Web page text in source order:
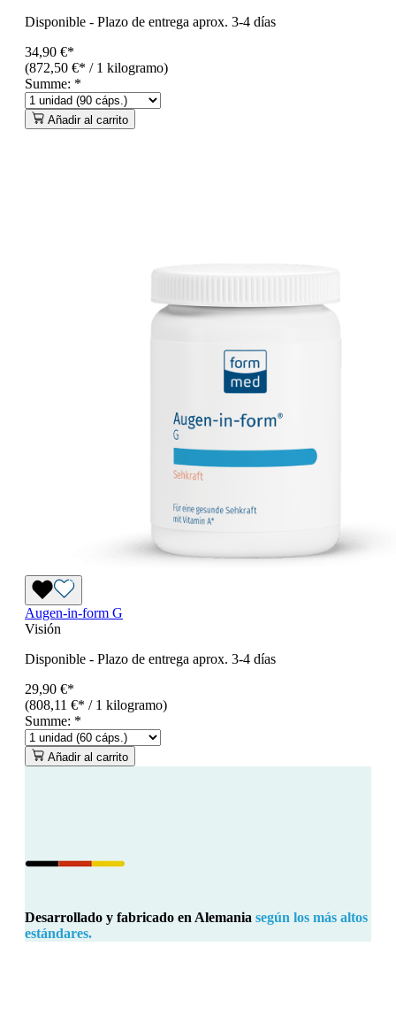
Disponible - Plazo de entrega aprox. 3-4 días
34,90 €*
(872,50 €* / 1 kilogramo)
Summe: *
Añadir al carrito
Augen-in-form G
Visión
Disponible - Plazo de entrega aprox. 3-4 días
29,90 €*
(808,11 €* / 1 kilogramo)
Summe: *
Añadir al carrito
Desarrollado y fabricado en Alemania según los más altos
estándares.